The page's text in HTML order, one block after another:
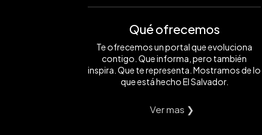
Qué ofrecemos
Te ofrecemos un portal que evoluciona
contigo. Que informa, pero también
inspira. Que te representa. Mostramos de lo
que está hecho El Salvador.
Ver mas ❯